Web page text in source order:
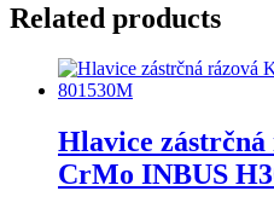
Related products
Hlavice
CrMo INBUS